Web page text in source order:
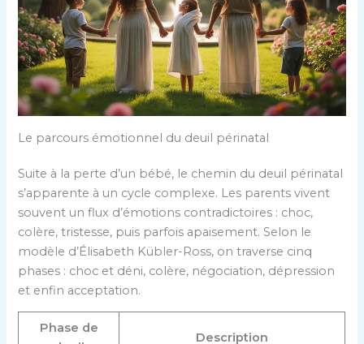
Le parcours émotionnel du deuil périnatal
Suite à la perte d’un bébé, le chemin du deuil périnatal
s’apparente à un cycle complexe. Les parents vivent
souvent un flux d’émotions contradictoires : choc,
colère, tristesse, puis parfois apaisement. Selon le
modèle d’Élisabeth Kübler-Ross, on traverse cinq
phases : choc et déni, colère, négociation, dépression
et enfin acceptation.
Phase de
Description